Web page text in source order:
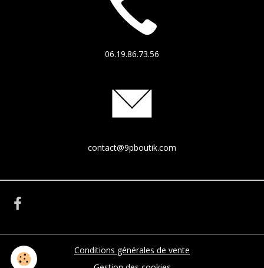
06.19.86.73.56
contact@9pboutik.com
Conditions générales de vente